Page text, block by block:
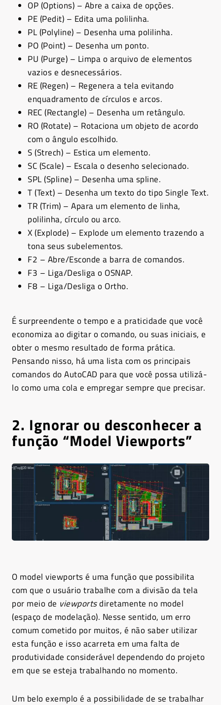
OP (Options) – Abre a caixa de opções.
PE (Pedit) – Edita uma polilinha.
PL (Polyline) – Desenha uma polilinha.
PO (Point) – Desenha um ponto.
PU (Purge) – Limpa o arquivo de elementos
vazios e desnecessários.
RE (Regen) – Regenera a tela evitando
enquadramento de círculos e arcos.
REC (Rectangle) – Desenha um retângulo.
RO (Rotate) – Rotaciona um objeto de acordo
com o ângulo escolhido.
S (Strech) – Estica um elemento.
SC (Scale) – Escala o desenho selecionado.
SPL (Spline) – Desenha uma spline.
T (Text) – Desenha um texto do tipo Single Text.
TR (Trim) – Apara um elemento de linha,
polilinha, círculo ou arco.
X (Explode) – Explode um elemento trazendo a
tona seus subelementos.
F2 – Abre/Esconde a barra de comandos.
F3 – Liga/Desliga o OSNAP.
F8 – Liga/Desliga o Ortho.
É surpreendente o tempo e a praticidade que você
economiza ao digitar o comando, ou suas iniciais, e
obter o mesmo resultado de forma prática.
Pensando nisso, há uma lista com os principais
comandos do AutoCAD para que você possa utilizá-
lo como uma cola e empregar sempre que precisar.
2. Ignorar ou desconhecer a
função “Model Viewports”
O model viewports é uma função que possibilita
com que o usuário trabalhe com a divisão da tela
por meio de viewportsdiretamente no model
(espaço de modelação). Nesse sentido, um erro
comum cometido por muitos, é não saber utilizar
esta função e isso acarreta em uma falta de
produtividade considerável dependendo do projeto
em que se esteja trabalhando no momento.
Um belo exemplo é a possibilidade de se trabalhar